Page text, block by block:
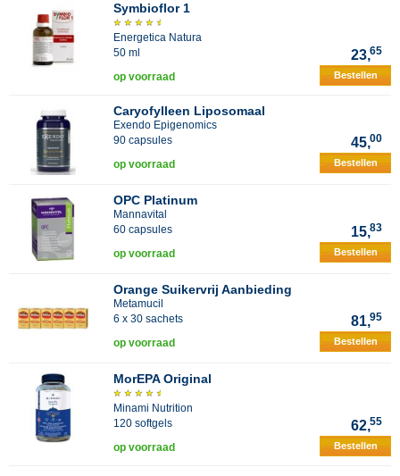
Symbioflor 1
Energetica Natura
50 ml
23,65
op voorraad Bestellen
Caryofylleen Liposomaal
Exendo Epigenomics
90 capsules
45,00
op voorraad Bestellen
OPC Platinum
Mannavital
60 capsules
15,83
op voorraad Bestellen
Orange Suikervrij Aanbieding
Metamucil
6 x 30 sachets
81,95
op voorraad Bestellen
MorEPA Original
Minami Nutrition
120 softgels
62,55
op voorraad Bestellen